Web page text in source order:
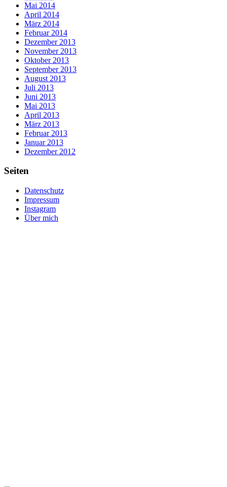
Mai 2014
April 2014
März 2014
Februar 2014
Dezember 2013
November 2013
Oktober 2013
September 2013
August 2013
Juli 2013
Juni 2013
Mai 2013
April 2013
März 2013
Februar 2013
Januar 2013
Dezember 2012
Seiten
Datenschutz
Impressum
Instagram
Über mich